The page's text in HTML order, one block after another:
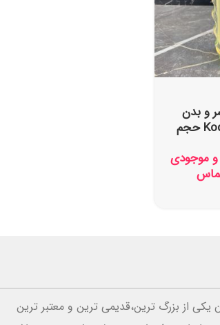
و بدن
کودک کودومو Kodomo حجم
موجودی
تماس
از بزرگ ترین،قدیمی ترین و معتبر ترین